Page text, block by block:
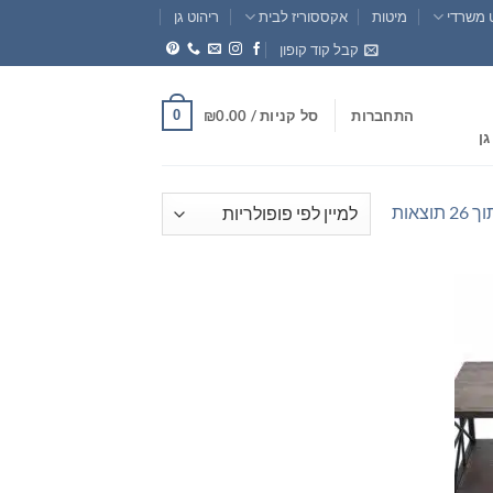
משרדי מיטות אקססוריז לבית
ריהוט גן
קבל קוד קופון
התחברות סל קניות / ₪0.00
0
ממוין
לפי